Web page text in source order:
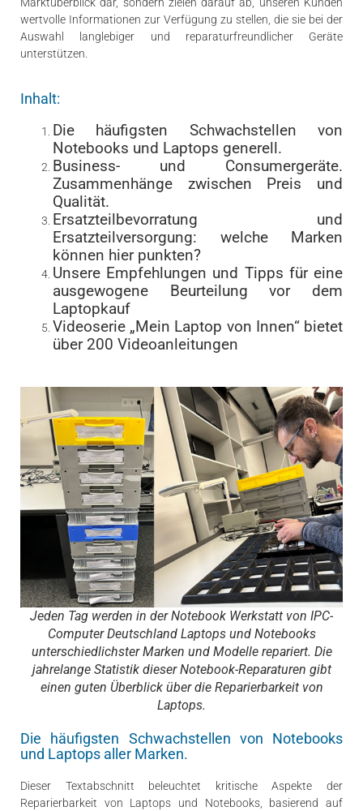
Marktüberblick dar, sondern zielen darauf ab, unseren Kunden
wertvolle Informationen zur Verfügung zu stellen, die sie bei der
Auswahl langlebiger und reparaturfreundlicher Geräte
unterstützen.
Inhalt:
Die häufigsten Schwachstellen von
Notebooks und Laptops generell.
Business- und Consumergeräte.
Zusammenhänge zwischen Preis und
Qualität.
Ersatzteilbevorratung und
Ersatzteilversorgung: welche Marken
können hier punkten?
Unsere Empfehlungen und Tipps für eine
ausgewogene Beurteilung vor dem
Laptopkauf
Videoserie „Mein Laptop von Innen“ bietet
über 200 Videoanleitungen
Jeden Tag werden in der Notebook Werkstatt von IPC-
Computer Deutschland Laptops und Notebooks
unterschiedlichster Marken und Modelle repariert. Die
jahrelange Statistik dieser Notebook-Reparaturen gibt
einen guten Überblick über die Reparierbarkeit von
Laptops.
Die häufigsten Schwachstellen von Notebooks
und Laptops aller Marken.
Dieser Textabschnitt beleuchtet kritische Aspekte der
Reparierbarkeit von Laptops und Notebooks, basierend auf